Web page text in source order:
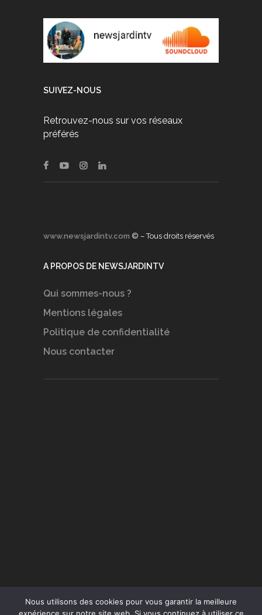
SUIVEZ-NOUS
Retrouvez-nous sur vos réseaux
préférés
www.newsjardintv.com © – Tous droits réservés
A PROPOS DE NEWSJARDINTV
Qui sommes-nous ?
Mentions légales
Politique de confidentialité
Nous contacter
Nous utilisons des cookies pour vous garantir la meilleure